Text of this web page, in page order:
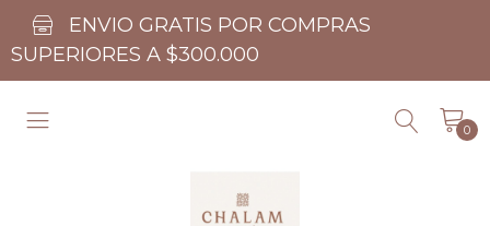
ENVIO GRATIS POR COMPRAS
SUPERIORES A $300.000
0